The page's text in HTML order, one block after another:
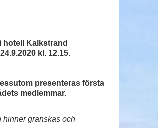
hotell Kalkstrand
kl. 12.15.
presenteras första
medlemmar.
hinner granskas och